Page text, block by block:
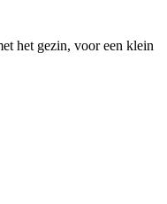
het gezin, voor een klein